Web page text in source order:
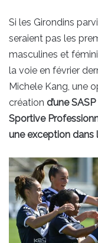
Si les Girondins
seraient pas les
masculines et
la voie en février
Michele Kang, une
création d’une
Sportive
une exception